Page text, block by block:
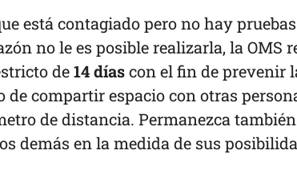
está contagiado pero no hay
no le es posible realizarla, la OMS
de14 díascon el fin de prevenir
de compartir espacio con otras
de distancia. Permanezca
demás en la medida de sus